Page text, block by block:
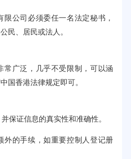
限公司必须委任一名法定秘书，
民、居民或法人。
常广泛，几乎不受限制，可以涵
国香港法律规定即可。
保证信息的真实性和准确性。
外的手续，如重要控制人登记册